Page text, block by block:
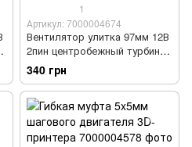
1
Артикул: 7000004674
Вентилятор улитка 97мм 12В
2пин центробежный турбина
кулер ЧПУ, сервера
340 грн